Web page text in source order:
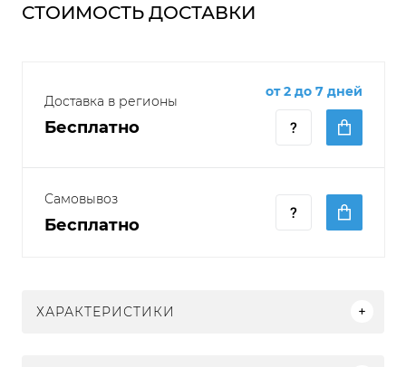
СТОИМОСТЬ ДОСТАВКИ
Доставка в регионы
Бесплатно
от 2 до 7 дней
Самовывоз
Бесплатно
ХАРАКТЕРИСТИКИ